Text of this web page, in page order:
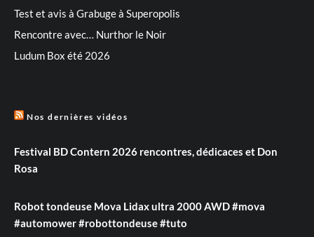
Test et avis à Grabuge à Superopolis
Rencontre avec… Nurthor le Noir
Ludum Box été 2026
Nos dernières vidéos
Festival BD Contern 2026 rencontres, dédicaces et Don
Rosa
Robot tondeuse Mova Lidax ultra 2000 AWD #mova
#automower #robottondeuse #tuto